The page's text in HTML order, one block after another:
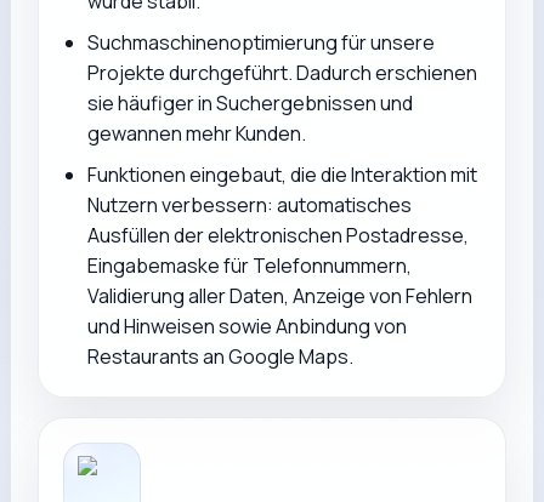
Suchmaschinenoptimierung für unsere
Projekte durchgeführt. Dadurch erschienen
sie häufiger in Suchergebnissen und
gewannen mehr Kunden.
Funktionen eingebaut, die die Interaktion mit
Nutzern verbessern: automatisches
Ausfüllen der elektronischen Postadresse,
Eingabemaske für Telefonnummern,
Validierung aller Daten, Anzeige von Fehlern
und Hinweisen sowie Anbindung von
Restaurants an Google Maps.